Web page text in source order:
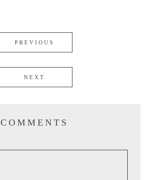
PREVIOUS
NEXT
COMMENTS